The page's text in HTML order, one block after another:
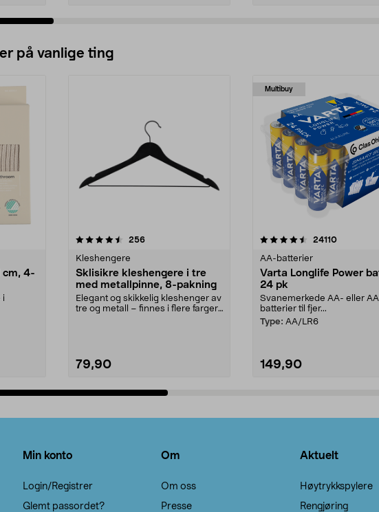
på vanlige ting
cm, 4-
i
256anmeldelser
Kleshengere
Sklisikre kleshengere i tre
med metallpinne, 8-pakning
Elegant og skikkelig kleshenger av
tre og metall – finnes i flere farger.
79,90
Multibuy
4.5av 5 stjerner 24110
AA-batterier
Varta Longlife Power
24 pk
Svanemerkede AA- eller
batterier til fjer...
Type: AA/LR6
149,90
4.5av 5 stjerner
Min konto
Login/Registrer
Glemt passordet?
Om
Om oss
Presse
Aktuelt
Høytrykkspylere
Rengjøring